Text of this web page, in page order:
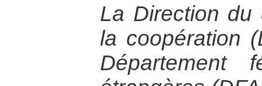
La Direction du
la coopération
Département